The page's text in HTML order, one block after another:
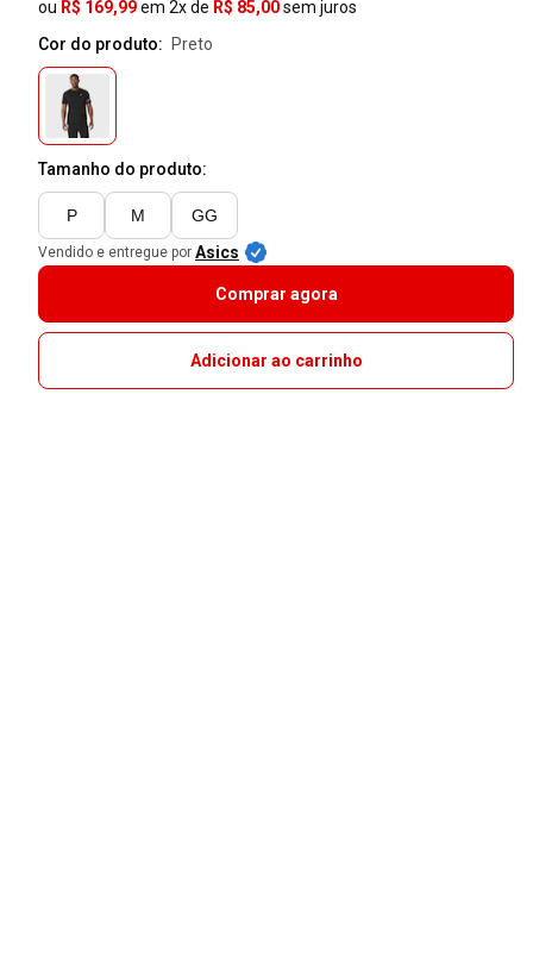
ou R$ 169,99em 2x de R$ 85,00sem juros
Cor do produto:
preto
Tamanho do produto:
P M GG
Vendido e entregue por Asics
Comprar agora
Adicionar ao carrinho